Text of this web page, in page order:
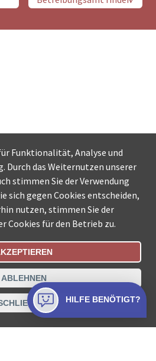
Ämtersuche der Schweiz
Nutzungsbestimmungen
Kontakt
Funktionalität, Analyse und
Durch das Weiternutzen unserer
stimmen Sie der Verwendung
sich gegen Cookies entscheiden,
nutzen, stimmen Sie der
Cookies für den Betrieb zu.
ABLEHNEN
HILFE BENÖTIGT?